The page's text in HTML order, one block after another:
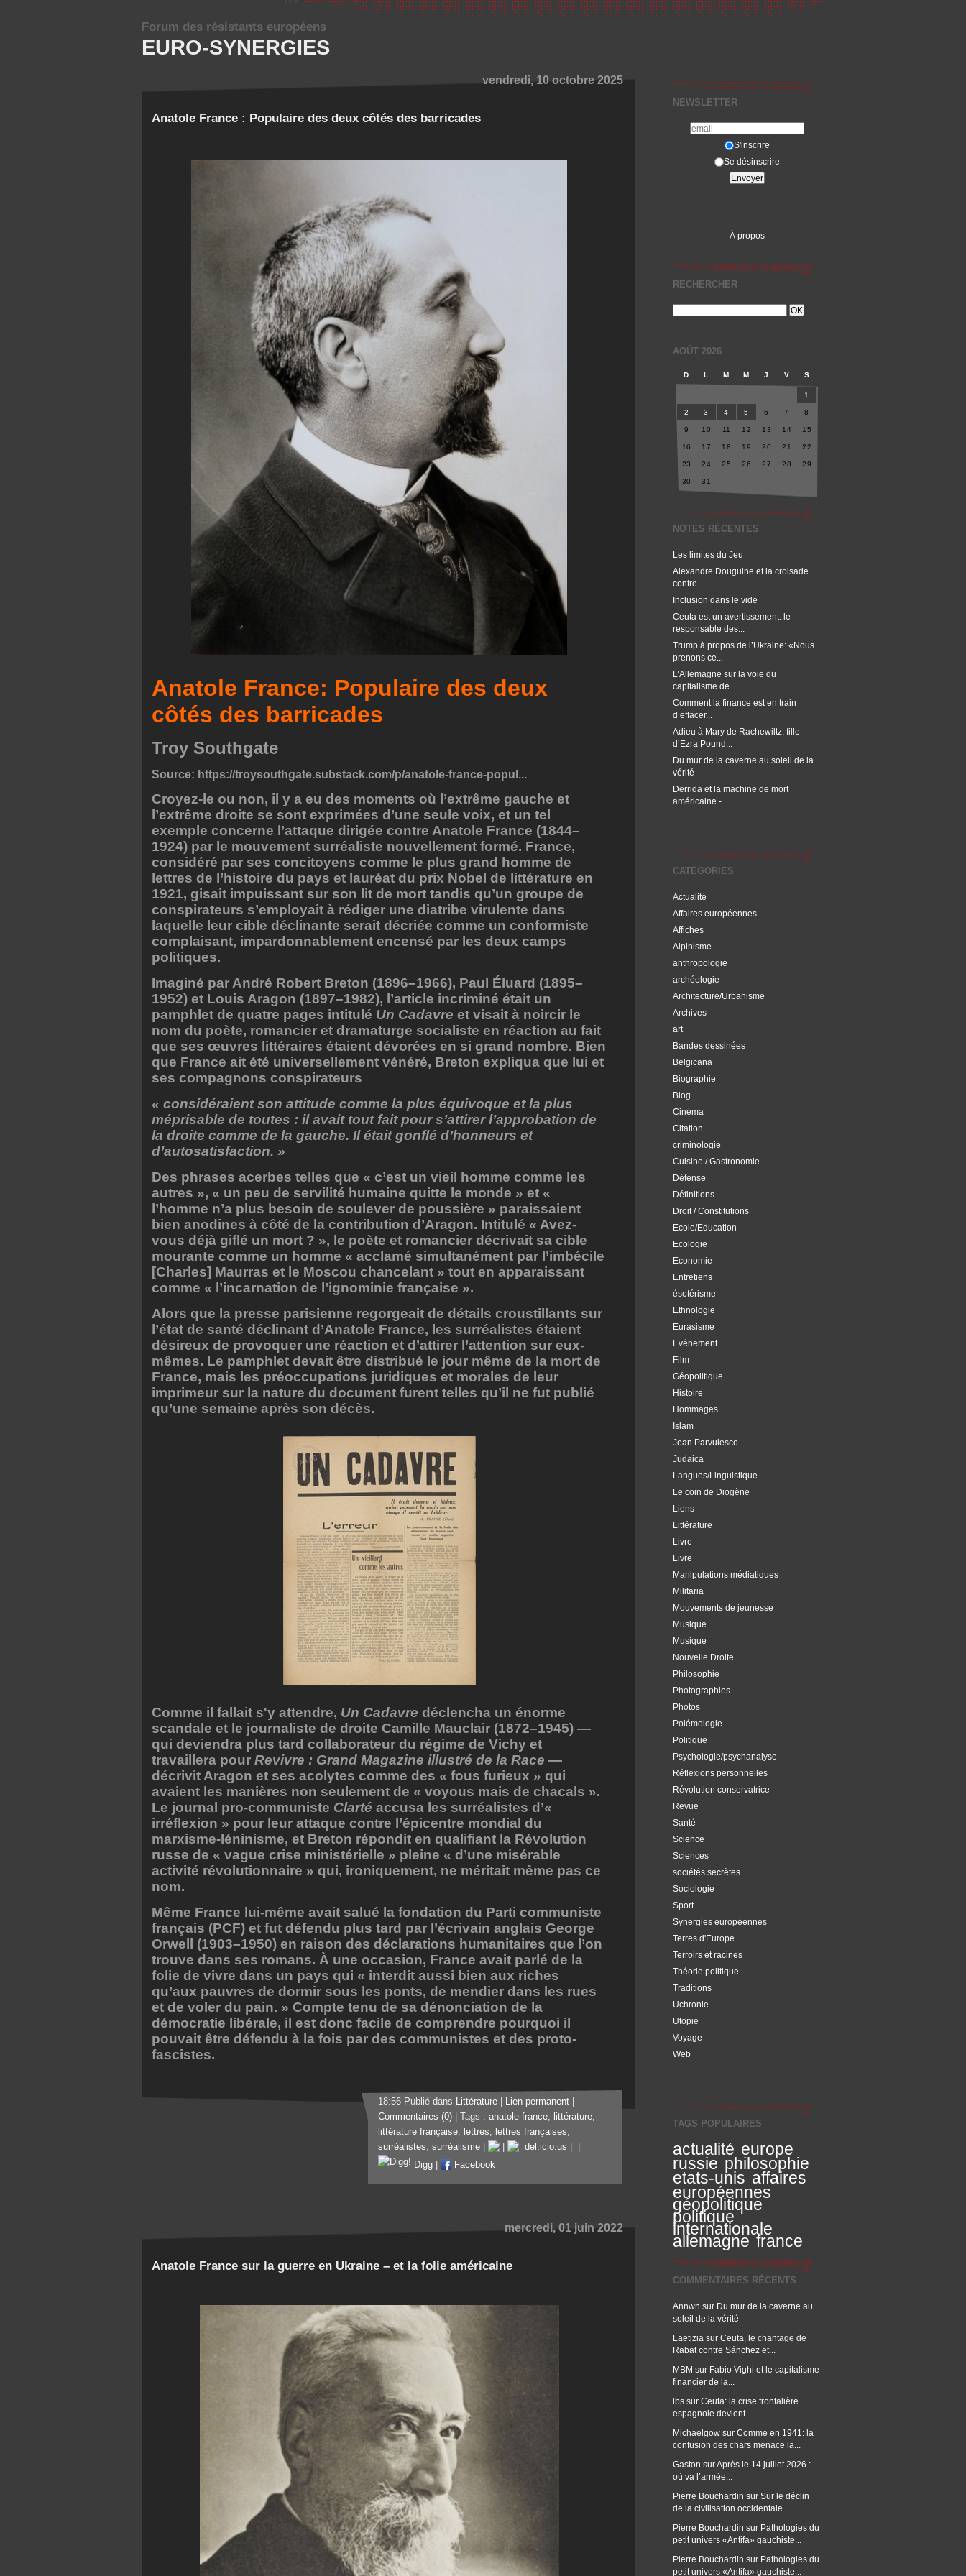
EURO-SYNERGIES
Forum des résistants européens
NEWSLETTER
S'inscrire
Se désinscrire
À propos
RECHERCHER
AOÛT 2026
D L M M J V S
1
2 3 4 5 6 7 8
9 10 11 12 13 14 15
16 17 18 19 20 21 22
23 24 25 26 27 28 29
30 31
NOTES RÉCENTES
Les limites du Jeu
Alexandre Douguine et la croisade
contre...
Inclusion dans le vide
Ceuta est un avertissement: le
responsable des...
Trump à propos de l’Ukraine: «Nous
prenons ce...
L’Allemagne sur la voie du
capitalisme de...
Comment la finance est en train
d’effacer...
Adieu à Mary de Rachewiltz, fille
d’Ezra Pound...
Du mur de la caverne au soleil de la
vérité
Derrida et la machine de mort
américaine -...
CATÉGORIES
Actualité
Affaires européennes
Affiches
Alpinisme
anthropologie
archéologie
Architecture/Urbanisme
Archives
art
Bandes dessinées
Belgicana
Biographie
Blog
Cinéma
Citation
criminologie
Cuisine / Gastronomie
Défense
Définitions
Droit / Constitutions
Ecole/Education
Ecologie
Economie
Entretiens
ésotérisme
Ethnologie
Eurasisme
Evénement
Film
Géopolitique
Histoire
Hommages
Islam
Jean Parvulesco
Judaica
Langues/Linguistique
Le coin de Diogène
Liens
Littérature
Livre
Livre
Manipulations médiatiques
Militaria
Mouvements de jeunesse
Musique
Musique
Nouvelle Droite
Philosophie
Photographies
Photos
Polémologie
Politique
Psychologie/psychanalyse
Réflexions personnelles
Révolution conservatrice
Revue
Santé
Science
Sciences
sociétés secrètes
Sociologie
Sport
Synergies européennes
Terres d'Europe
Terroirs et racines
Théorie politique
Traditions
Uchronie
Utopie
Voyage
Web
TAGS POPULAIRES
actualité europe
russie philosophie
etats-unis affaires
européennes
géopolitique
politique
internationale
allemagne france
COMMENTAIRES RÉCENTS
Annwn sur Du mur de la caverne au
soleil de la vérité
Laetizia sur Ceuta, le chantage de
Rabat contre Sánchez et...
MBM sur Fabio Vighi et le capitalisme
financier de la...
lbs sur Ceuta: la crise frontalière
espagnole devient...
Michaelgow sur Comme en 1941: la
confusion des chars menace la...
Gaston surAprès le 14 juillet 2026 :
où va l’armée...
Pierre Bouchardin sur Sur le déclin
de la civilisation occidentale
Pierre Bouchardin sur Pathologies du
petit univers «Antifa» gauchiste...
Pierre Bouchardin sur Pathologies du
petit univers «Antifa» gauchiste...
vendredi, 10 octobre 2025
Anatole France : Populaire des deux côtés des barricades
Anatole France: Populaire des deux
côtés des barricades
Troy Southgate
Source: https://troysouthgate.substack.com/p/anatole-france-popul...
Croyez-le ou non, il y a eu des moments où l’extrême gauche et
l’extrême droite se sont exprimées d’une seule voix, et un tel
exemple concerne l’attaque dirigée contre Anatole France (1844–
1924) par le mouvement surréaliste nouvellement formé. France,
considéré par ses concitoyens comme le plus grand homme de
lettres de l’histoire du pays et lauréat du prix Nobel de littérature en
1921, gisait impuissant sur son lit de mort tandis qu’un groupe de
conspirateurs s’employait à rédiger une diatribe virulente dans
laquelle leur cible déclinante serait décriée comme un conformiste
complaisant, impardonnablement encensé par les deux camps
politiques.
Imaginé par André Robert Breton (1896–1966), Paul Éluard (1895–
1952) et Louis Aragon (1897–1982), l’article incriminé était un
pamphlet de quatre pages intitulé Un Cadavre et visait à noircir le
nom du poète, romancier et dramaturge socialiste en réaction au fait
que ses œuvres littéraires étaient dévorées en si grand nombre. Bien
que France ait été universellement vénéré, Breton expliqua que lui et
ses compagnons conspirateurs
« considéraient son attitude comme la plus équivoque et la plus
méprisable de toutes : il avait tout fait pour s’attirer l’approbation de
la droite comme de la gauche. Il était gonflé d’honneurs et
d’autosatisfaction. »
Des phrases acerbes telles que « c’est un vieil homme comme les
autres », « un peu de servilité humaine quitte le monde » et «
l’homme n’a plus besoin de soulever de poussière » paraissaient
bien anodines à côté de la contribution d’Aragon. Intitulé « Avez-
vous déjà giflé un mort ? », le poète et romancier décrivait sa cible
mourante comme un homme « acclamé simultanément par l’imbécile
[Charles] Maurras et le Moscou chancelant » tout en apparaissant
comme « l’incarnation de l’ignominie française ».
Alors que la presse parisienne regorgeait de détails croustillants sur
l’état de santé déclinant d’Anatole France, les surréalistes étaient
désireux de provoquer une réaction et d’attirer l’attention sur eux-
mêmes. Le pamphlet devait être distribué le jour même de la mort de
France, mais les préoccupations juridiques et morales de leur
imprimeur sur la nature du document furent telles qu’il ne fut publié
qu’une semaine après son décès.
Comme il fallait s'y attendre, Un Cadavre déclencha un énorme
scandale et le journaliste de droite Camille Mauclair (1872–1945) —
qui deviendra plus tard collaborateur du régime de Vichy et
travaillera pour Revivre : Grand Magazine illustré de la Race —
décrivit Aragon et ses acolytes comme des « fous furieux » qui
avaient les manières non seulement de « voyous mais de chacals ».
Le journal pro-communiste Clarté accusa les surréalistes d’«
irréflexion » pour leur attaque contre l’épicentre mondial du
marxisme-léninisme, et Breton répondit en qualifiant la Révolution
russe de « vague crise ministérielle » pleine « d’une misérable
activité révolutionnaire » qui, ironiquement, ne méritait même pas ce
nom.
Même France lui-même avait salué la fondation du Parti communiste
français (PCF) et fut défendu plus tard par l’écrivain anglais George
Orwell (1903–1950) en raison des déclarations humanitaires que l’on
trouve dans ses romans. À une occasion, France avait parlé de la
folie de vivre dans un pays qui « interdit aussi bien aux riches
qu’aux pauvres de dormir sous les ponts, de mendier dans les rues
et de voler du pain. » Compte tenu de sa dénonciation de la
démocratie libérale, il est donc facile de comprendre pourquoi il
pouvait être défendu à la fois par des communistes et des proto-
fascistes.
18:56 Publié dans Littérature Lien permanent
Commentaires (0) | Tags : anatole france, littérature,
littérature française, lettres, lettres françaises,
surréalistes, surréalisme del.icio.us
Digg
Facebook
mercredi, 01 juin 2022
Anatole France sur la guerre en Ukraine – et la folie américaine